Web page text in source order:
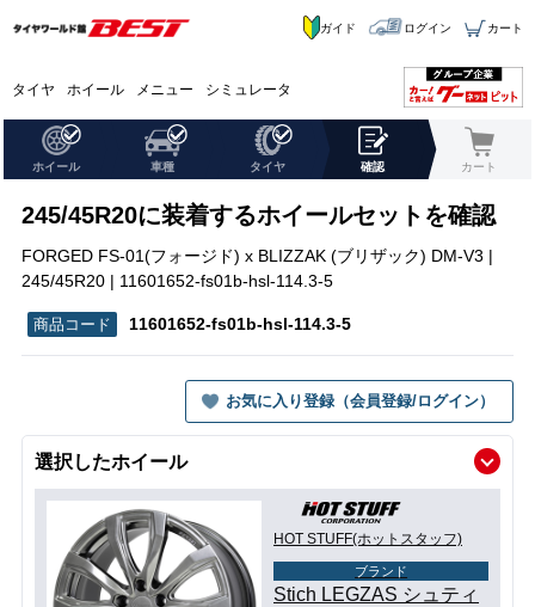
タイヤ ホイール メニュー シミュレータ
ガイド ログイン カート
ホイール 車種 タイヤ 確認 カート
245/45R20に装着するホイールセットを確認
FORGED FS-01(フォージド) x BLIZZAK (ブリザック) DM-V3 |
245/45R20 | 11601652-fs01b-hsl-114.3-5
11601652-fs01b-hsl-114.3-5
お気に入り登録（会員登録/ログイン）
選択したホイール
HOT STUFF(ホットスタッフ)
ブランド
Stich LEGZAS シュティ